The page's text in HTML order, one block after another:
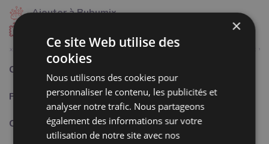
Ajouter à Bubumix
Catégorie:
Fabricant: Bubulákovo s.r.o www.bubutissus,fr
Composition: 95%CO + 5%EL
×
Ce site Web utilise des
cookies
Nous utilisons des cookies pour
personnaliser le contenu, les publicités et
analyser notre trafic. Nous partageons
également des informations sur votre
utilisation de notre site avec nos